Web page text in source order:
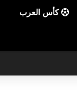
كأس العرب